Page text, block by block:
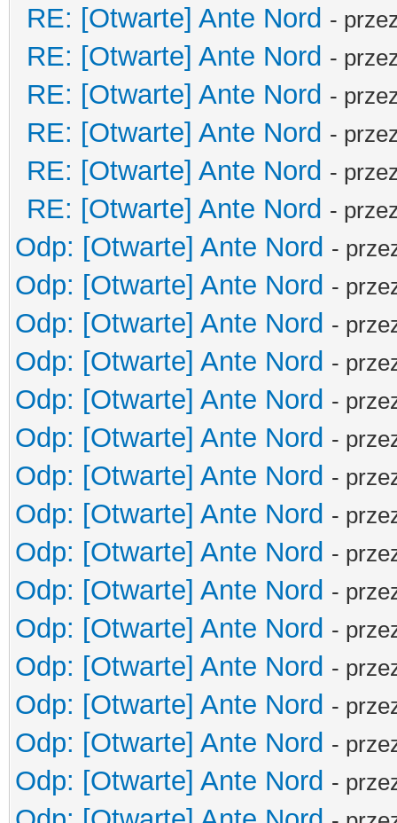
RE: [Otwarte] Ante Nord -
RE: [Otwarte] Ante Nord -
RE: [Otwarte] Ante Nord -
RE: [Otwarte] Ante Nord -
RE: [Otwarte] Ante Nord -
RE: [Otwarte] Ante Nord -
Odp: [Otwarte] Ante Nord -
Odp: [Otwarte] Ante Nord -
Odp: [Otwarte] Ante Nord -
Odp: [Otwarte] Ante Nord -
Odp: [Otwarte] Ante Nord -
Odp: [Otwarte] Ante Nord -
Odp: [Otwarte] Ante Nord -
Odp: [Otwarte] Ante Nord -
Odp: [Otwarte] Ante Nord -
Odp: [Otwarte] Ante Nord -
Odp: [Otwarte] Ante Nord -
Odp: [Otwarte] Ante Nord -
Odp: [Otwarte] Ante Nord -
Odp: [Otwarte] Ante Nord -
Odp: [Otwarte] Ante Nord -